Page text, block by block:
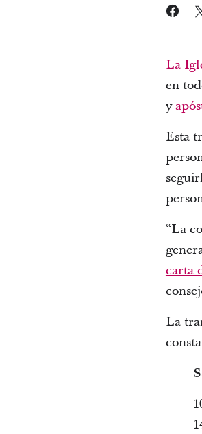
La
en
y
Esta
“La
carta
La